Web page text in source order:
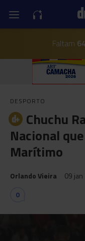
Faltam
DESPORTO
Chuchu
Nacional
Marítimo
Orlando Vieira 09
0